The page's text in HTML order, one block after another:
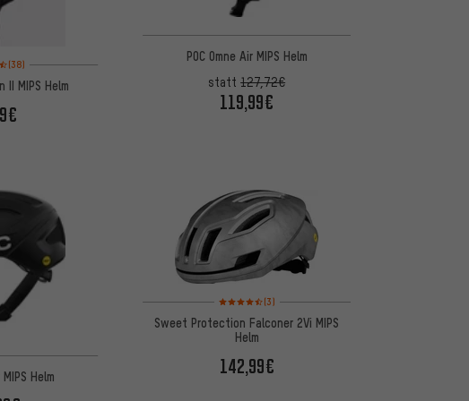
4,5 von 5 basierend auf 38 Bewertungen
(38)
II MIPS Helm
POC Omne Air MIPS Helm
statt127,72€
119,99€
Helm
Bewertungen: 4,5 von 5 basierend auf 3 Bewertungen
(3)
Sweet Protection Falconer 2Vi MIPS
Helm
142,99€